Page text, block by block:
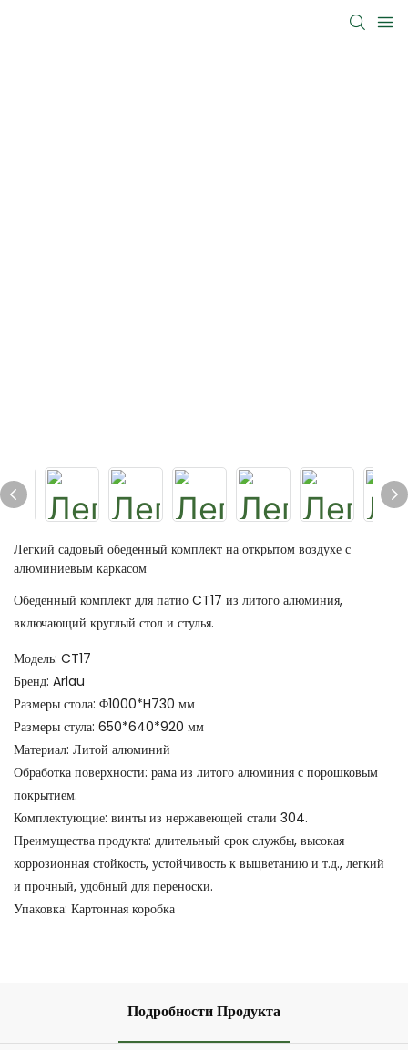
Легкий садовый обеденный комплект на открытом воздухе с
алюминиевым каркасом
Обеденный комплект для патио CT17 из литого алюминия,
включающий круглый стол и стулья.
Модель: CT17
Бренд: Arlau
Размеры стола: Φ1000*H730 мм
Размеры стула: 650*640*920 мм
Материал: Литой алюминий
Обработка поверхности: рама из литого алюминия с порошковым
покрытием.
Комплектующие: винты из нержавеющей стали 304.
Преимущества продукта: длительный срок службы, высокая
коррозионная стойкость, устойчивость к выцветанию и т.д., легкий
и прочный, удобный для переноски.
Упаковка: Картонная коробка
Подробности Продукта